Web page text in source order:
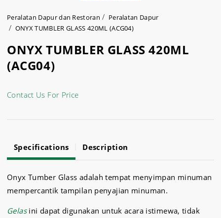
Peralatan Dapur dan Restoran
Peralatan Dapur
ONYX TUMBLER GLASS 420ML (ACG04)
ONYX TUMBLER GLASS 420ML
(ACG04)
Contact Us For Price
Specifications Description
Onyx Tumber Glass adalah tempat menyimpan minuman
mempercantik tampilan penyajian minuman.
Gelas ini dapat digunakan untuk acara istimewa, tidak